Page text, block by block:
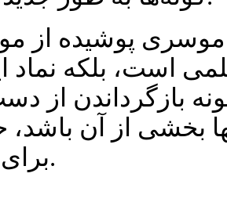
پوشیده از مو
است، بلکه
بازگرداندن از
بخشی از آن باشد،
برای مدتی باشد.